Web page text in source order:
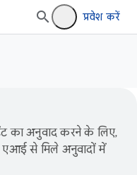
प्रवेश करें
का अनुवाद करने के लिए,
एआई से मिले अनुवादों में